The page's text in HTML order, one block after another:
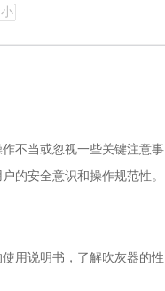
小
不当或忽视一些关键注意事
的安全意识和操作规范性。
用说明书，了解吹灰器的性